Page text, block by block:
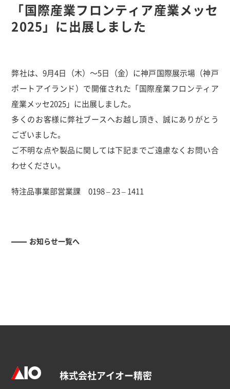
「国際産業フロンティア産業メッセ
2025」に出展しました
弊社は、9月4日（木）～5日（金）に神戸国際展示場（神戸
ポートアイランド）で開催された「国際産業フロンティア
産業メッセ2025」に出展しました。
多くのお客様に弊社ブースへお越し頂き、誠にありがとう
ございました。
ご不明な点や製品に関しては下記までご遠慮なくお問い合
わせください。
特注品事業部営業課 0198 – 23 – 1411
お知らせ一覧へ
株式会社アイオー精密